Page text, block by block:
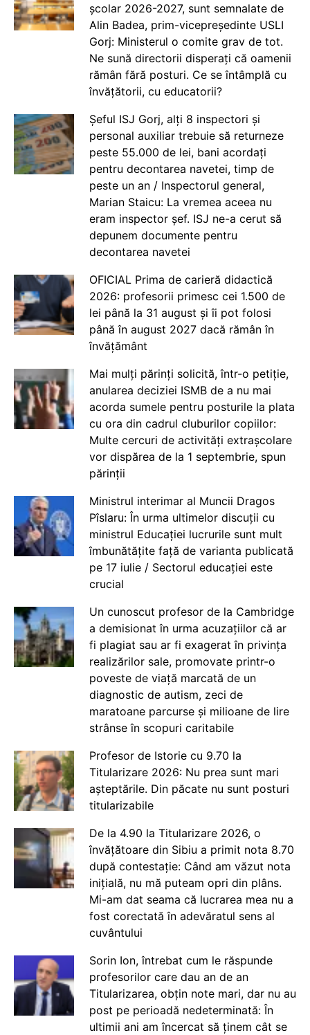
școlar 2026-2027, sunt semnalate de
Alin Badea, prim-vicepreședinte USLI
Gorj: Ministerul o comite grav de tot.
Ne sună directorii disperați că oamenii
rămân fără posturi. Ce se întâmplă cu
învățătorii, cu educatorii?
Șeful ISJ Gorj, alți 8 inspectori și
personal auxiliar trebuie să returneze
peste 55.000 de lei, bani acordați
pentru decontarea navetei, timp de
peste un an / Inspectorul general,
Marian Staicu: La vremea aceea nu
eram inspector șef. ISJ ne-a cerut să
depunem documente pentru
decontarea navetei
OFICIAL Prima de carieră didactică
2026: profesorii primesc cei 1.500 de
lei până la 31 august și îi pot folosi
până în august 2027 dacă rămân în
învățământ
Mai mulți părinți solicită, într-o petiție,
anularea deciziei ISMB de a nu mai
acorda sumele pentru posturile la plata
cu ora din cadrul cluburilor copiilor:
Multe cercuri de activități extrașcolare
vor dispărea de la 1 septembrie, spun
părinții
Ministrul interimar al Muncii Dragos
Pîslaru: În urma ultimelor discuții cu
ministrul Educației lucrurile sunt mult
îmbunătățite față de varianta publicată
pe 17 iulie / Sectorul educației este
crucial
Un cunoscut profesor de la Cambridge
a demisionat în urma acuzațiilor că ar
fi plagiat sau ar fi exagerat în privința
realizărilor sale, promovate printr-o
poveste de viață marcată de un
diagnostic de autism, zeci de
maratoane parcurse și milioane de lire
strânse în scopuri caritabile
Profesor de Istorie cu 9.70 la
Titularizare 2026: Nu prea sunt mari
așteptările. Din păcate nu sunt posturi
titularizabile
De la 4.90 la Titularizare 2026, o
învățătoare din Sibiu a primit nota 8.70
după contestație: Când am văzut nota
inițială, nu mă puteam opri din plâns.
Mi-am dat seama că lucrarea mea nu a
fost corectată în adevăratul sens al
cuvântului
Sorin Ion, întrebat cum le răspunde
profesorilor care dau an de an
Titularizarea, obțin note mari, dar nu au
post pe perioadă nedeterminată: În
ultimii ani am încercat să ținem cât se